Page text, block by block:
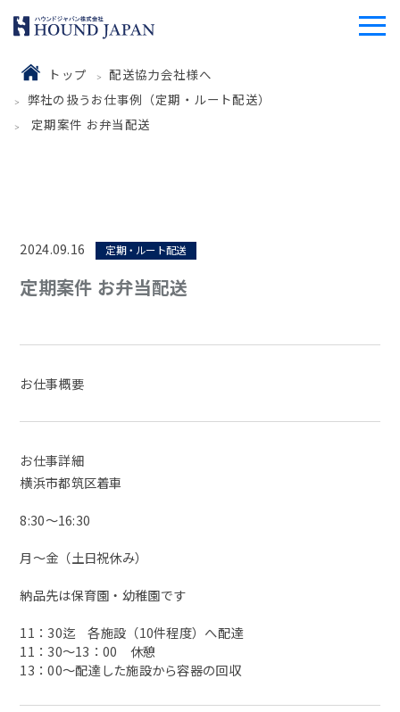
トップ
配送協力会社様へ
弊社の扱うお仕事例（定期・ルート配送）
定期案件 お弁当配送
2024.09.16 定期・ルート配送
定期案件 お弁当配送
お仕事概要
お仕事詳細
横浜市都筑区着車
8:30～16:30
月～金（土日祝休み）
納品先は保育園・幼稚園です
11：30迄 各施設（10件程度）へ配達
11：30～13：00 休憩
13：00～配達した施設から容器の回収